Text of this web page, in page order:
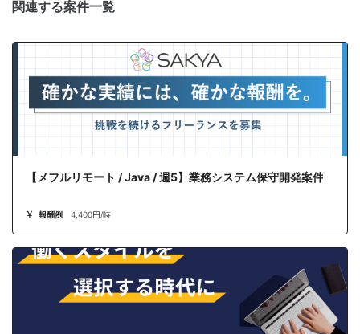
関連する案件一覧
【メフルリモート / Java / 週5】業務システム保守開発案件
報酬例 4,400円/時